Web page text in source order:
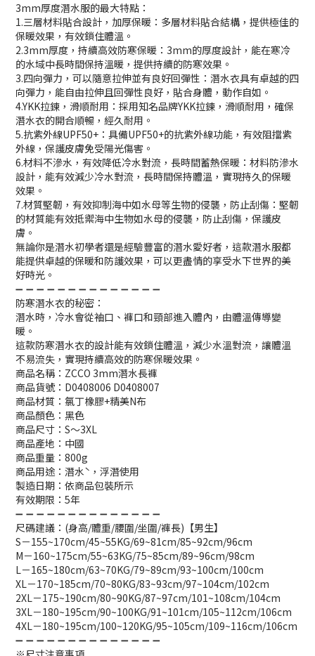
3mm厚度潛水服的最大特點：
1.三層材料貼合設計，加厚保暖：多層材料貼合結構，提供極佳的
保暖效果，有效鎖住體溫。
2.3mm厚度，持續高效防寒保暖：3mm的厚度設計，能在寒冷
的水域中長時間保持溫暖，提供持續的防寒效果。
3.四向彈力，可以隨意拉伸並有良好回彈性：潛水衣具有卓越的四
向彈力，能自由拉伸且回彈性良好，貼合身體，動作自如。
4.YKK拉鍊，滑順耐用：採用知名品牌YKK拉鍊，滑順耐用，確保
潛水衣的開合順暢，經久耐用。
5.抗紫外線UPF50+：具備UPF50+的抗紫外線功能，有效阻擋紫
外線，保護皮膚免受陽光傷害。
6.材料不滲水，有效降低冷水對流，長時間蓄熱保暖：材料防滲水
設計，能有效減少冷水對流，長時間保持體溫，實現持久的保暖
效果。
7.材質堅韌，有效抑制海中如水母等生物的侵襲，防止刮傷：堅韌
的材質能有效抵禦海中生物如水母的侵襲，防止刮傷，保護皮
膚。
無論你是潛水初學者還是經驗豐富的潛水愛好者，這款潛水服都
能提供卓越的保暖和防護效果，可以更盡情的享受水下世界的美
好時光。
➖ ➖ ➖ ➖ ➖ ➖ ➖ ➖ ➖ ➖ ➖ ➖ ➖ ➖
防寒潛水衣的秘密：
潛水時，冷水會從袖口、褲口和頸部進入體內，由體溫傳導變
暖。
這款防寒潛水衣的設計能有效鎖住體溫，減少水溫對流，讓體溫
不易流失，實現持續高效的防寒保暖效果。
商品名稱：ZCCO 3mm潛水長褲
商品貨號：D0408006 D0408007
商品材質：氯丁橡膠+精美N布
商品顏色：黑色
商品尺寸：S～3XL
商品產地：中國
商品重量：800g
商品用途：潛水ˋ，浮潛使用
製造日期：依商品包裝所示
有效期限：5年
➖ ➖ ➖ ➖ ➖ ➖ ➖ ➖ ➖ ➖ ➖ ➖ ➖ ➖
尺碼建議：(身高/體重/腰圍/坐圍/褲長)【男生】
S－155~170cm/45~55KG/69~81cm/85~92cm/96cm
M－160~175cm/55~63KG/75~85cm/89~96cm/98cm
L－165~180cm/63~70KG/79~89cm/93~100cm/100cm
XL－170~185cm/70~80KG/83~93cm/97~104cm/102cm
2XL－175~190cm/80~90KG/87~97cm/101~108cm/104cm
3XL－180~195cm/90~100KG/91~101cm/105~112cm/106cm
4XL－180~195cm/100~120KG/95~105cm/109~116cm/106cm
➖ ➖ ➖ ➖ ➖ ➖ ➖ ➖ ➖ ➖ ➖ ➖ ➖ ➖